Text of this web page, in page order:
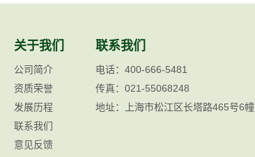
关于我们
公司简介
资质荣誉
发展历程
联系我们
意见反馈
联系我们
电话：400-666-5481
传真：021-55068248
地址：上海市松江区长塔路465号6幢